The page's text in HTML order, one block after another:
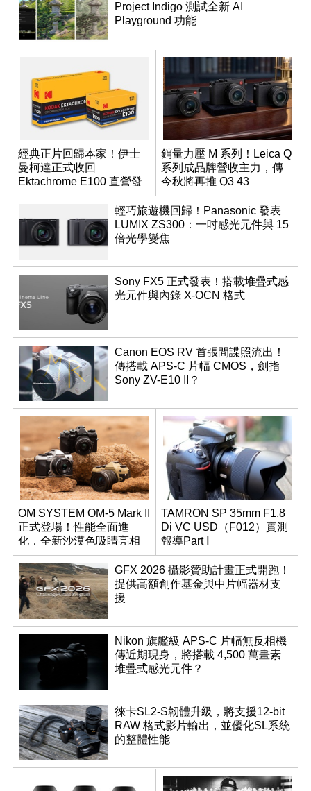
Project Indigo 測試全新 AI
Playground 功能
經典正片回歸本家！伊士
曼柯達正式收回
Ektachrome E100 直營發
行權
銷量力壓 M 系列！Leica Q
系列成品牌營收主力，傳
今秋將再推 Q3 43
Monochrom
輕巧旅遊機回歸！Panasonic 發表
LUMIX ZS300：一吋感光元件與 15
倍光學變焦
Sony FX5 正式發表！搭載堆疊式感
光元件與內錄 X-OCN 格式
Canon EOS RV 首張間諜照流出！
傳搭載 APS-C 片幅 CMOS，劍指
Sony ZV-E10 II？
OM SYSTEM OM-5 Mark II
正式登場！性能全面進
化，全新沙漠色吸睛亮相
TAMRON SP 35mm F1.8
Di VC USD（F012）實測
報導Part Ⅰ
GFX 2026 攝影贊助計畫正式開跑！
提供高額創作基金與中片幅器材支
援
Nikon 旗艦級 APS-C 片幅無反相機
傳近期現身，將搭載 4,500 萬畫素
堆疊式感光元件？
徠卡SL2-S韌體升級，將支援12-bit
RAW 格式影片輸出，並優化SL系統
的整體性能